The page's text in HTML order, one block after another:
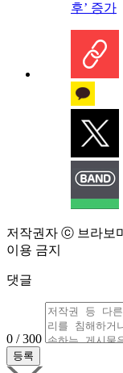
후’ 증가
저작권자 ⓒ 브라보
이용 금지
댓글
0 / 300